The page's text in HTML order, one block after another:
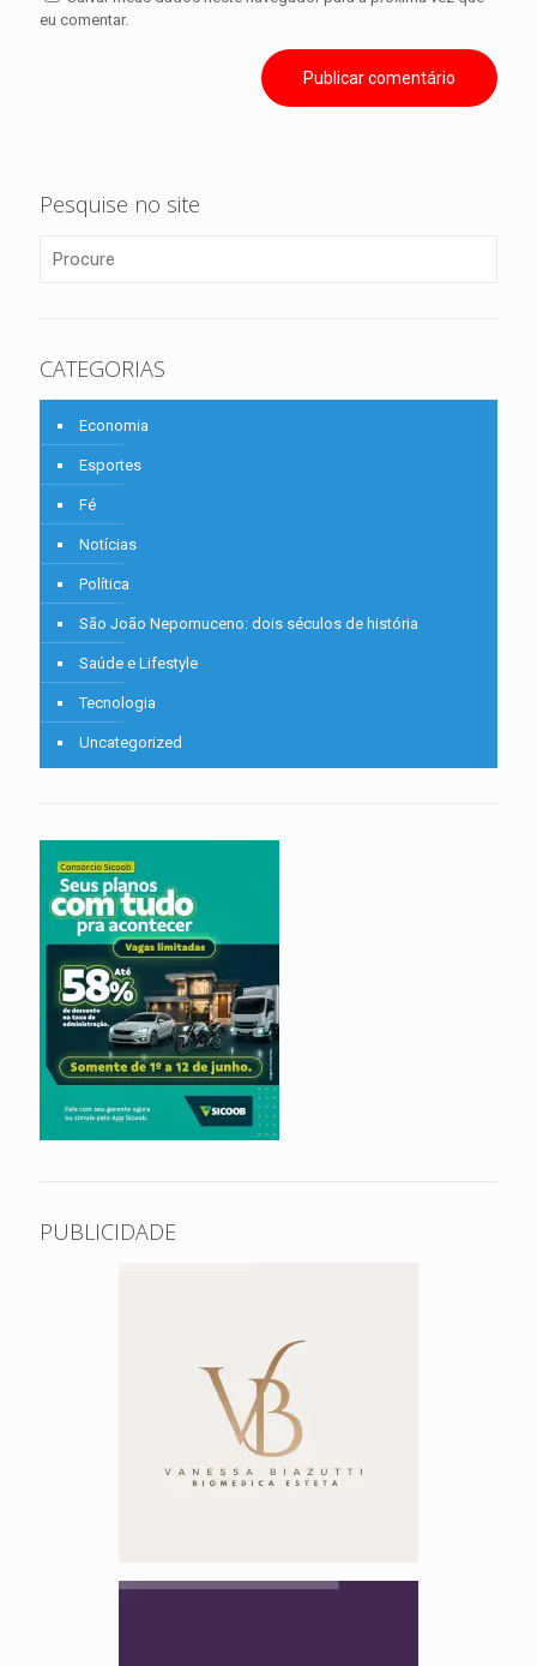
eu comentar.
Pesquise no site
CATEGORIAS
Economia
Esportes
Fé
Notícias
Política
São João Nepomuceno: dois séculos de história
Saúde e Lifestyle
Tecnologia
Uncategorized
PUBLICIDADE